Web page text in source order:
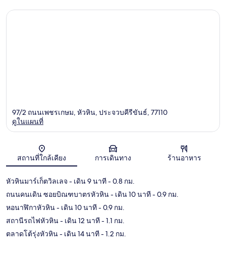
แผนที่
97/2 ถนนเพชรเกษม, หัวหิน, ประจวบคีรีขันธ์, 77110
ดูในแผนที่
สถานที่ใกล้เคียง การเดินทาง ร้านอาหาร
หัวหินมาร์เก็ตวิลเลจ - เดิน 9 นาที- 0.8 กม.
ถนนคนเดิน ซอยบิณฑบาตรหัวหิน- เดิน 10 นาที- 0.9 กม.
หอนาฬิกาหัวหิน- เดิน 10 นาที- 0.9 กม.
สถานีรถไฟหัวหิน- เดิน 12 นาที- 1.1 กม.
ตลาดโต้รุ่งหัวหิน- เดิน 14 นาที- 1.2 กม.